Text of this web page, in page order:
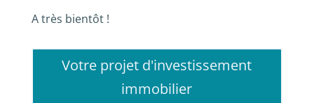
A très bientôt !
Votre projet d'investissement
immobilier